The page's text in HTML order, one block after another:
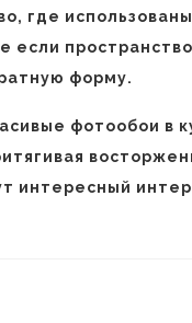
где
если
форму.
фотообои в
интересный